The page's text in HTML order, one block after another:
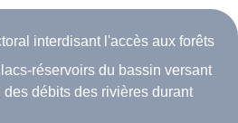
interdisant l'accès aux forêts
réservoirs du bassin versant
débits des rivières durant